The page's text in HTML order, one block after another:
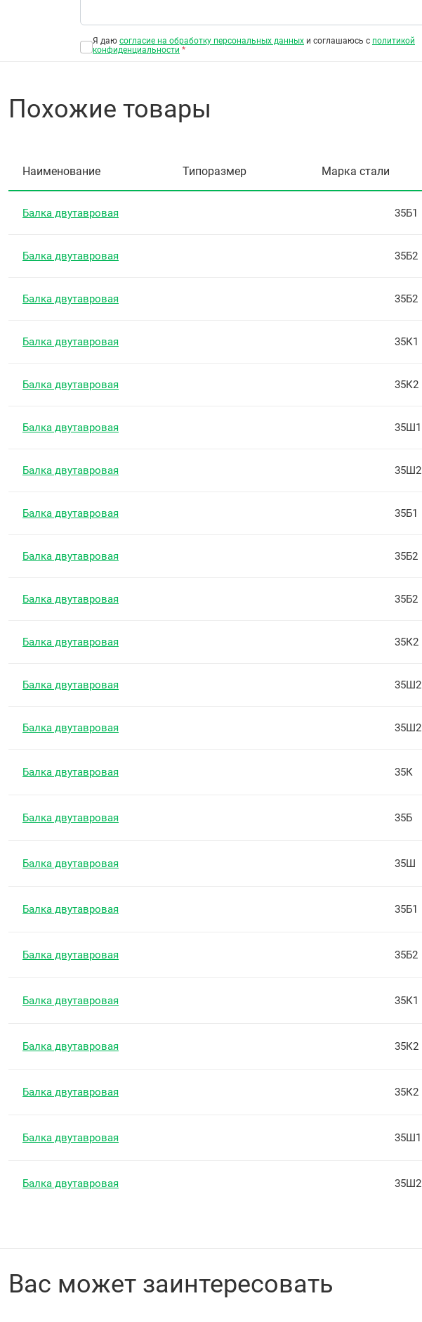
Я даю согласие на обработку персональных данных и соглашаюсь с политикой
конфиденциальности *
Похожие товары
Наименование Типоразмер Марка стали
Балка двутавровая 35Б1
Балка двутавровая 35Б2
Балка двутавровая 35Б2
Балка двутавровая 35К1
Балка двутавровая 35К2
Балка двутавровая 35Ш1
Балка двутавровая 35Ш2
Балка двутавровая 35Б1
Балка двутавровая 35Б2
Балка двутавровая 35Б2
Балка двутавровая 35К2
Балка двутавровая 35Ш2
Балка двутавровая 35Ш2
Балка двутавровая 35К
Балка двутавровая 35Б
Балка двутавровая 35Ш
Балка двутавровая 35Б1
Балка двутавровая 35Б2
Балка двутавровая 35К1
Балка двутавровая 35К2
Балка двутавровая 35К2
Балка двутавровая 35Ш1
Балка двутавровая 35Ш2
Вас может заинтересовать